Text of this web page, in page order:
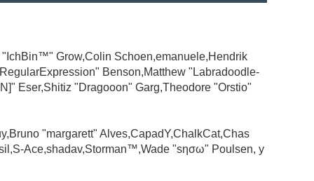
Grow,Colin Schoen,emanuele,Hendrik
Benson,Matthew "Labradoodle-
Eser,Shitiz "Dragooon" Garg,Theodore "Orstio"
"margarett" Alves,CapadY,ChalkCat,Chas
Ace,shadav,Storman™,Wade "sησω" Poulsen, y